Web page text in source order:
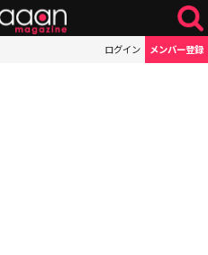
ログイン メンバー登録